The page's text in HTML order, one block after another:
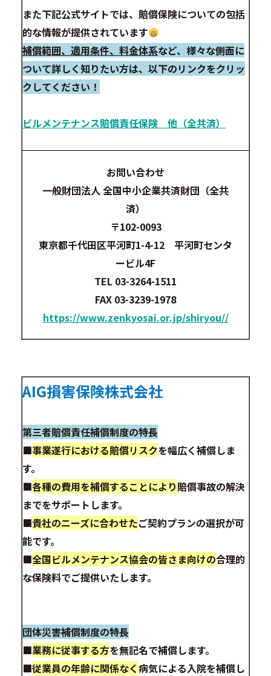
また下記公式サイトでは、賠償保険についての包括
的な情報が提供されています
補償範囲、適用条件、料金体系など、様々な側面に
ついて詳しく知りたい方は、以下のリンクをクリッ
クしてください！
ビルメンテナンス賠償責任保険 他（全共済）
お問い合わせ
一般財団法人 全国中小企業共済財団（全共
済）
〒102-0093
東京都千代田区平河町1-4-12 平河町センタ
ービル4F
TEL 03-3264-1511
FAX 03-3239-1978
https://www.zenkyosai.or.jp/shiryou//
AIG損害保険株式会社
第三者賠償責任補償制度の特長
■事業遂行における賠償リスクを幅広く補償しま
す。
■各種の費用を補償することにより賠償事故の解決
までをサポートします。
■貴社のニーズに合わせたご契約プランの選択が可
能です。
■全国ビルメンテナンス協会の皆さま向けの合理的
な保険料でご提供いたします。
団体災害補償制度の特長
■業務に従事する方を無記名で補償します。
■従業員の年齢に関係なく病気による入院を補償し